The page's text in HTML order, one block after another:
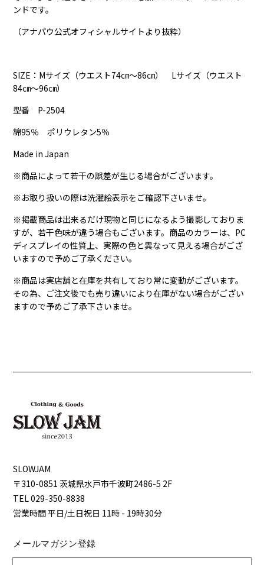
ンドです。
（アナパウ公式オフィシャルサイトより抜粋）
SIZE：Mサイズ（ウエスト74㎝～86㎝） Lサイズ（ウエスト
84㎝～96㎝）
型番 P-2504
綿95％ ポリウレタン5％
Made in Japan
※商品によって若干の誤差が生じる場合がございます。
※お取り扱いの際は洗濯絵表示をご確認下さいませ。
※掲載商品は出来るだけ現物と同じになるよう撮影しておりま
すが、若干色味が違う場合もございます。商品のカラーは、PC
ディスプレイの性質上、実際の色と異なって見える場合がござ
いますので予めご了承ください。
※商品は実店舗と在庫を共有しており常に変動がございます。
その為、ご注文後でも売り違いにより在庫がない場合がござい
ますので予めご了承下さいませ。
SLOWJAM
〒310-0851 茨城県⽔⼾市千波町2486-5 2F
TEL 029-350-8838
営業時間 平⽇/⼟⽇祝⽇ 11時 - 19時30分
メールマガジン登録